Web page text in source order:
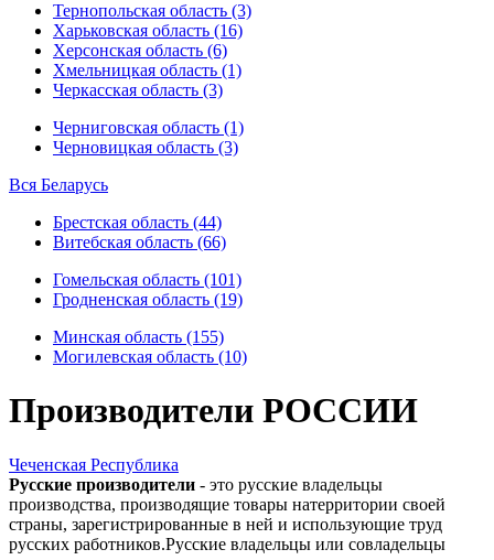
Тернопольская область (3)
Харьковская область (16)
Херсонская область (6)
Хмельницкая область (1)
Черкасская область (3)
Черниговская область (1)
Черновицкая область (3)
Вся Беларусь
Брестская область (44)
Витебская область (66)
Гомельская область (101)
Гродненская область (19)
Минская область (155)
Могилевская область (10)
Производители РОССИИ
Чеченская Республика
Русские производители - это русские владельцы
производства, производящие товары натерритории своей
страны, зарегистрированные в ней и использующие труд
русских работников.Русские владельцы или совладельцы